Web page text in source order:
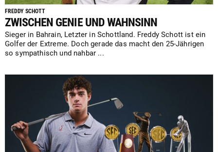
FREDDY SCHOTT
ZWISCHEN GENIE UND WAHNSINN
Sieger in Bahrain, Letzter in Schottland. Freddy Schott ist ein
Golfer der Extreme. Doch gerade das macht den 25-Jährigen
so sympathisch und nahbar ...